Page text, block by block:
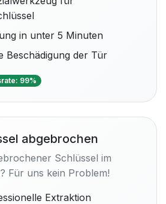
in unter 5 Minuten
Beschädigung der Tür
99%
abgebrochen
Schlüssel im
Für uns kein Problem!
Extraktion